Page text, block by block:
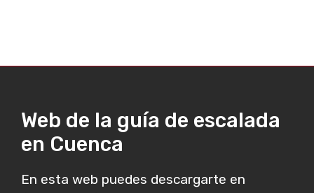
Web de la guía de escalada
en Cuenca
En esta web puedes descargarte en